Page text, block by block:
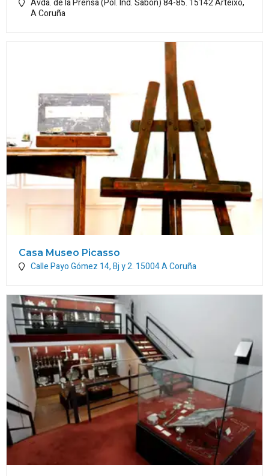
Avda. de la Prensa (Pol. Ind. Sabón) 84-85. 15142Arteixo,
A Coruña
Casa Museo Picasso
Calle Payo Gómez 14, Bj y 2. 15004A Coruña